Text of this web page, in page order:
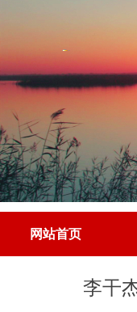
网站首页
李干